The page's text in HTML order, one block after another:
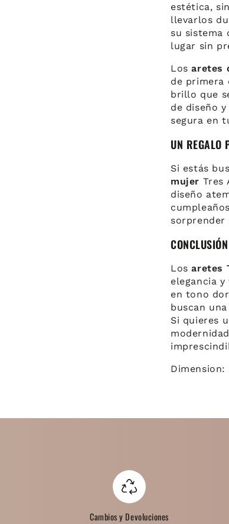
estética,
llevarlos
su sistema
lugar sin
Losaretes
de primera
brillo que
de diseño
segura en
UN REGALO
Si estás
mujer Tres
diseño
sorprender
CONCLUSIÓN
Losaretes
elegancia
en tono
buscan
Si quieres
Dimension:
Cambios y Devoluciones